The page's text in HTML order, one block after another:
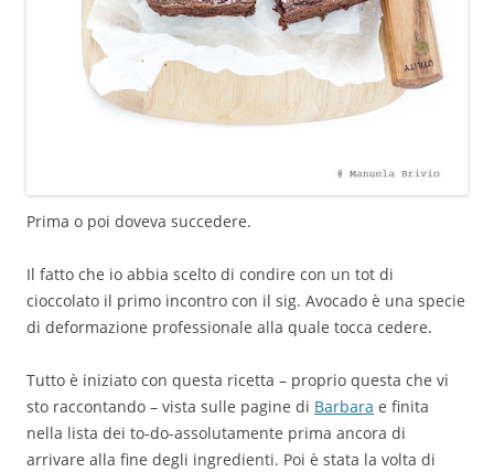
Prima o poi doveva succedere.
Il fatto che io abbia scelto di condire con un tot di
cioccolato il primo incontro con il sig. Avocado è una specie
di deformazione professionale alla quale tocca cedere.
Tutto è iniziato con questa ricetta – proprio questa che vi
sto raccontando – vista sulle pagine di Barbara e finita
nella lista dei to-do-assolutamente prima ancora di
arrivare alla fine degli ingredienti. Poi è stata la volta di